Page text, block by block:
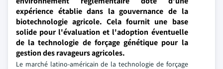
expérience établie dans la gouvernance de la
biotechnologie agricole. Cela fournit une base
solide pour l'évaluation et l'adoption éventuelle
de la technologie de forçage génétique pour la
gestion des ravageurs agricoles.
Le marché latino-américain de la technologie de forçage